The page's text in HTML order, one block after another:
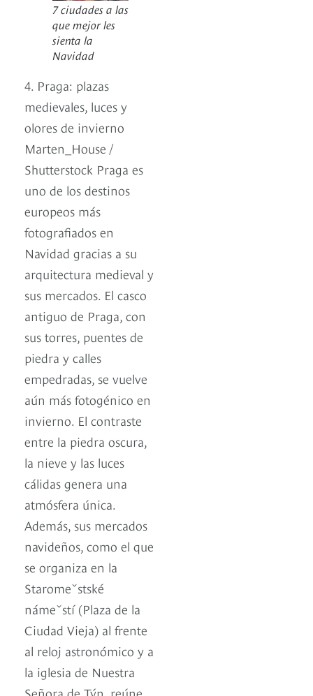
7 ciudades a las
que mejor les
sienta la
Navidad
4. Praga: plazas
medievales, luces y
olores de invierno
Marten_House /
Shutterstock Praga es
uno de los destinos
europeos más
fotografiados en
Navidad gracias a su
arquitectura medieval y
sus mercados. El casco
antiguo de Praga, con
sus torres, puentes de
piedra y calles
empedradas, se vuelve
aún más fotogénico en
invierno. El contraste
entre la piedra oscura,
la nieve y las luces
cálidas genera una
atmósfera única.
Además, sus mercados
navideños, como el que
se organiza en la
Staroměstské
náměstí (Plaza de la
Ciudad Vieja) al frente
al reloj astronómico y a
la iglesia de Nuestra
Señora de Týn, reúne